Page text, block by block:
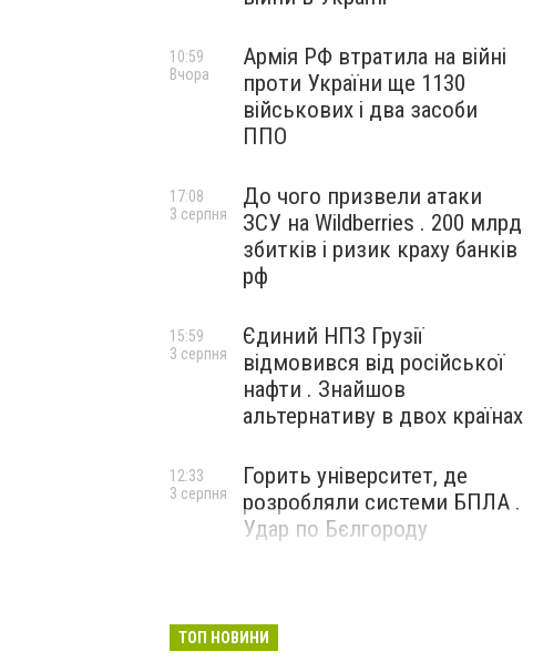
Армія РФ втратила на війні
проти України ще 1130
військових і два засоби
ППО
10:59
Вчора
До чого призвели атаки
ЗСУ на Wildberries . 200 млрд
збитків і ризик краху банків
рф
17:08
3 серпня
Єдиний НПЗ Грузії
відмовився від російської
нафти . Знайшов
альтернативу в двох країнах
15:59
3 серпня
Горить університет, де
розробляли системи БПЛА .
Удар по Бєлгороду
12:33
3 серпня
ТОП НОВИНИ